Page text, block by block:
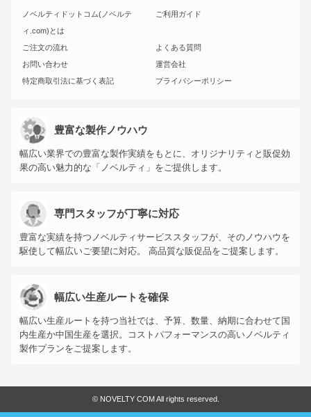
ノベルティドットコム(ノベルテ
ィ.com)とは
ご利用ガイド
ご注文の流れ
よくある質問
お問い合わせ
運営会社
特定商取引法に基づく表記
プライバシーポリシー
豊富な製作ノウハウ
幅広い業界での豊富な製作実績をもとに、オリジナリティと販促効
果の高い魅力的な「ノベルティ」をご提供します。
専門スタッフが丁寧に対応
豊富な実績を持つノベルティサービススタッフが、そのノウハウを
駆使して幅広いご要望に対応。 高品質な販促品をご提案します。
幅広い生産ルートを確保
幅広い生産ルートを持つ当社では、予算、数量、納期に合わせて国
内生産か中国生産を選択。コストパフォーマンスの高いノベルティ
製作プランをご提案します。
© NOVELTY COM All rights reserved.